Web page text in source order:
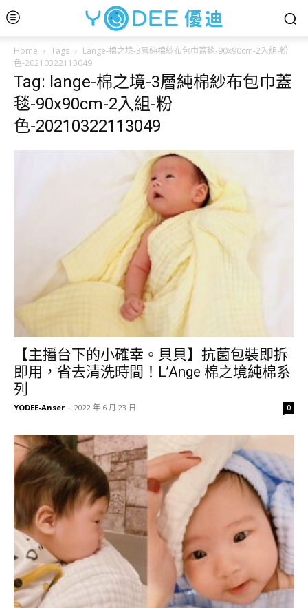
Home Tags
Lange-棉之境-3層純棉紗布包巾蓋毯-90x90cm-2入組-粉
色-20210322113049
Tag: lange-棉之境-3層純棉紗布包巾蓋
毯-90x90cm-2入組-粉
色-20210322113049
【主播台下的小確幸。貝貝】抗菌包裝即拆
即用，省去清洗時間！L’Ange 棉之境純棉系
列
YODEE-Anser - 2022 年 6 月 23 日 0